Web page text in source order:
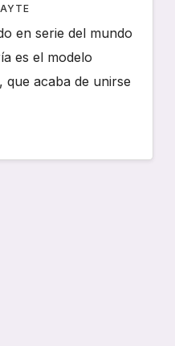
en serie del mundo
es el modelo
acaba de unirse